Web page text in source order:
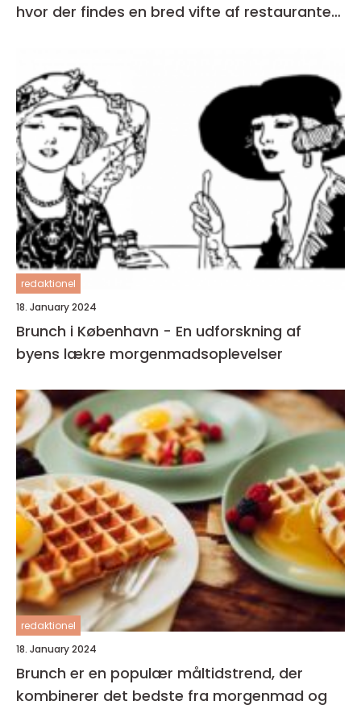
hvor der findes en bred vifte af restauranter,
redaktionel
18. January 2024
Brunch i København - En udforskning af
byens lækre morgenmadsoplevelser
redaktionel
18. January 2024
Brunch er en populær måltidstrend, der
kombinerer det bedste fra morgenmad og